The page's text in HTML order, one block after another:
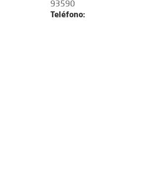
93590
Teléfono: